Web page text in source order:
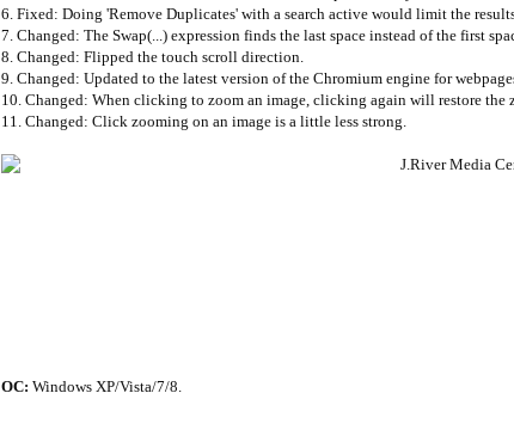
6. Fixed: Doing 'Remove Duplicates' with a search active would limit the
7. Changed: The Swap(...) expression finds the last space instead of the first
8. Changed: Flipped the touch scroll direction.
9. Changed: Updated to the latest version of the Chromium engine for
10. Changed: When clicking to zoom an image, clicking again will restore the
11. Changed: Click zooming on an image is a little less strong.
ОС: Windows XP/Vista/7/8.